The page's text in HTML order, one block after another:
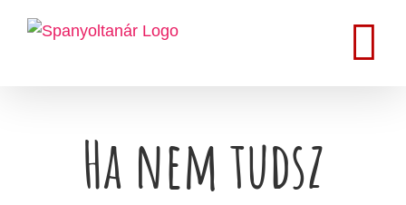
Ha nem tudsz